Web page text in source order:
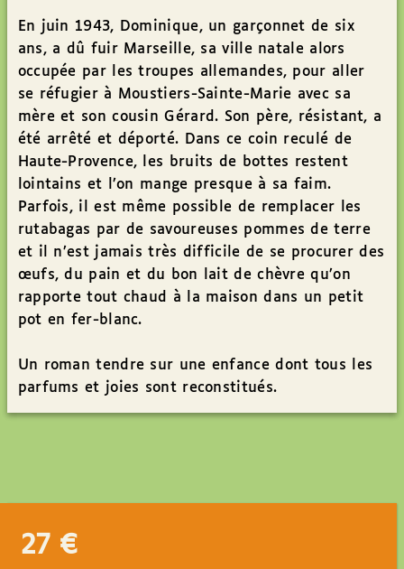
En juin 1943, Dominique, un garçonnet de six
ans, a dû fuir Marseille, sa ville natale alors
occupée par les troupes allemandes, pour aller
se réfugier à Moustiers-Sainte-Marie avec sa
mère et son cousin Gérard. Son père, résistant, a
été arrêté et déporté. Dans ce coin reculé de
Haute-Provence, les bruits de bottes restent
lointains et l’on mange presque à sa faim.
Parfois, il est même possible de remplacer les
rutabagas par de savoureuses pommes de terre
et il n’est jamais très difficile de se procurer des
œufs, du pain et du bon lait de chèvre qu’on
rapporte tout chaud à la maison dans un petit
pot en fer-blanc.
Un roman tendre sur une enfance dont tous les
parfums et joies sont reconstitués.
27 €